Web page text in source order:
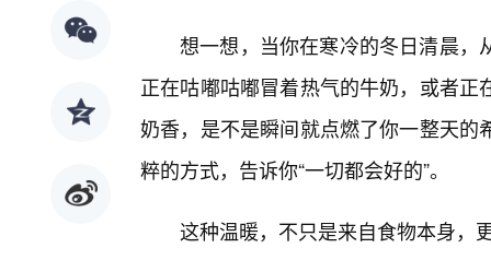
想一想，当你在寒冷的冬日清晨，
正在咕嘟咕嘟冒着热气的牛奶，或者
奶香，是不是瞬间就点燃了你一整天
粹的方式，告诉你“一切都会好的”。
这种温暖，不只是来自食物本身，